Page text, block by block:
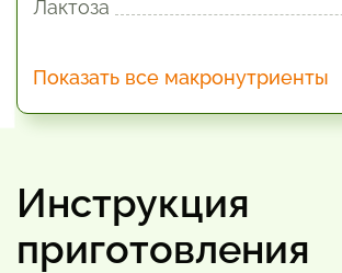
Лактоза
Показать все макронутриенты
Инструкция
приготовления